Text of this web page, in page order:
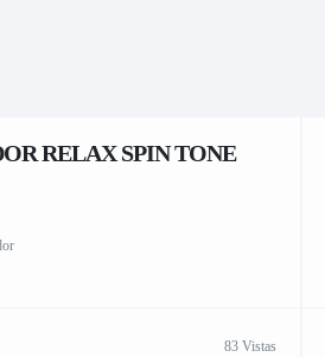
RELAX SPIN TONE
83 Vistas